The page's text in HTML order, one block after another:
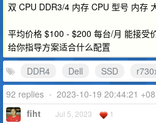
双 CPU DDR3/4 内存 CPU 型号 内存
平均价格 $100 - $200 每台/月 能接受
给你指导方案适合什么配置
DDR4
Dell SSD
92 replies • 2023-10-19 20:44:21
fiht Jul 5, 2023 1